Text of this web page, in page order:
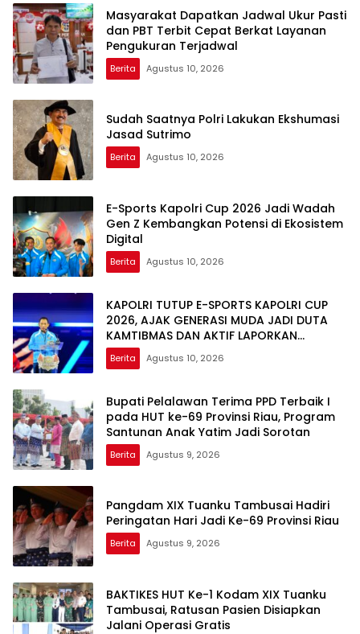
Masyarakat Dapatkan Jadwal Ukur Pasti
dan PBT Terbit Cepat Berkat Layanan
Pengukuran Terjadwal
Berita Agustus 10, 2026
Sudah Saatnya Polri Lakukan Ekshumasi
Jasad Sutrimo
Berita Agustus 10, 2026
E-Sports Kapolri Cup 2026 Jadi Wadah
Gen Z Kembangkan Potensi di Ekosistem
Digital
Berita Agustus 10, 2026
KAPOLRI TUTUP E-SPORTS KAPOLRI CUP
2026, AJAK GENERASI MUDA JADI DUTA
KAMTIBMAS DAN AKTIF LAPORKAN
GANGGUAN KE 110
Berita Agustus 10, 2026
Bupati Pelalawan Terima PPD Terbaik I
pada HUT ke-69 Provinsi Riau, Program
Santunan Anak Yatim Jadi Sorotan
Berita Agustus 9, 2026
Pangdam XIX Tuanku Tambusai Hadiri
Peringatan Hari Jadi Ke-69 Provinsi Riau
Berita Agustus 9, 2026
BAKTIKES HUT Ke-1 Kodam XIX Tuanku
Tambusai, Ratusan Pasien Disiapkan
Jalani Operasi Gratis